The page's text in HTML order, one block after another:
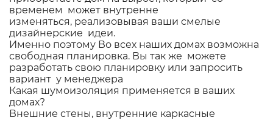
временем может внутренне
изменяться, реализовывая ваши смелые
дизайнерские идеи.
Именно поэтому Во всех наших домах возможна
свободная планировка. Вы так же можете
разработать свою планировку или запросить
вариант у менеджера
Какая шумоизоляция применяется в ваших
домах?
Внешние стены, внутренние каркасные